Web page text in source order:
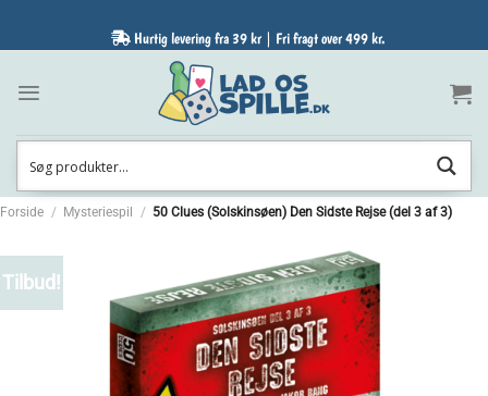
Hurtig levering fra 39 kr | Fri fragt over 499 kr.
Forside / Mysteriespil / 50 Clues (Solskinsøen) Den Sidste Rejse (del 3 af 3)
Tilbud!